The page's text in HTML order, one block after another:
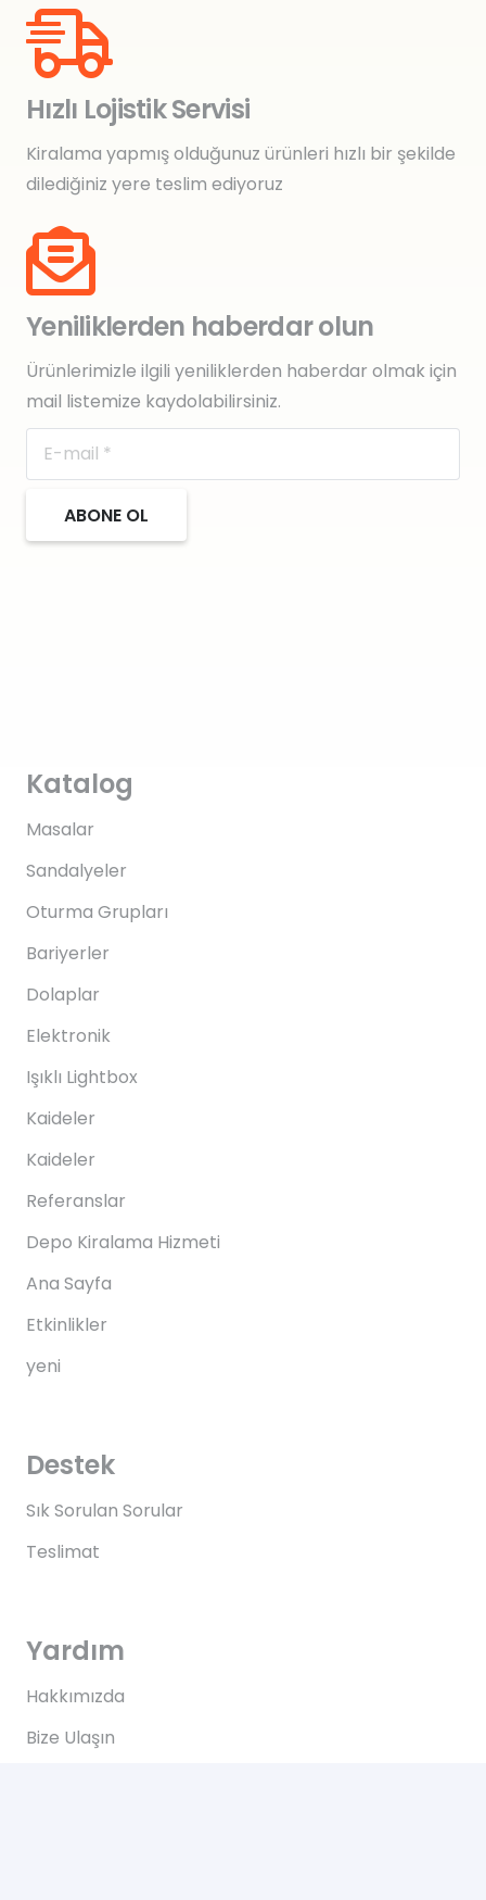
Hızlı Lojistik Servisi
Kiralama yapmış olduğunuz ürünleri hızlı bir şekilde
dilediğiniz yere teslim ediyoruz
Yeniliklerden haberdar olun
Ürünlerimizle ilgili yeniliklerden haberdar olmak için
mail listemize kaydolabilirsiniz.
ABONE OL
Katalog
Masalar
Sandalyeler
Oturma Grupları
Bariyerler
Dolaplar
Elektronik
Işıklı Lightbox
Kaideler
Kaideler
Referanslar
Depo Kiralama Hizmeti
Ana Sayfa
Etkinlikler
yeni
Destek
Sık Sorulan Sorular
Teslimat
Yardım
Hakkımızda
Bize Ulaşın